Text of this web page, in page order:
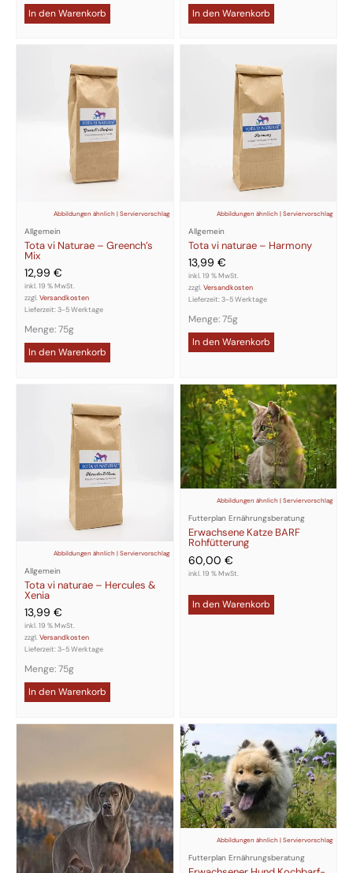
In den Warenkorb In den Warenkorb
Abbildungen ähnlich | Serviervorschlag
Allgemein
Tota vi Naturae – Greench’s
Mix
12,99 €
inkl. 19 % MwSt.
zzgl.Versandkosten
Lieferzeit:3-5 Werktage
Menge: 75g
In den Warenkorb
Abbildungen ähnlich | Serviervorschlag
Allgemein
Tota vi naturae – Harmony
13,99 €
inkl. 19 % MwSt.
zzgl.Versandkosten
Lieferzeit:3-5 Werktage
Menge: 75g
In den Warenkorb
Abbildungen ähnlich | Serviervorschlag
Allgemein
Tota vi naturae – Hercules &
Xenia
13,99 €
inkl. 19 % MwSt.
zzgl.Versandkosten
Lieferzeit:3-5 Werktage
Menge: 75g
In den Warenkorb
Abbildungen ähnlich | Serviervorschlag
Futterplan Ernährungsberatung
Erwachsene Katze BARF
Rohfütterung
60,00 €
inkl. 19 % MwSt.
In den Warenkorb
Abbildungen ähnlich | Serviervorschlag
Futterplan Ernährungsberatung